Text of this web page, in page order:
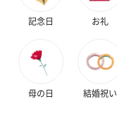
記念日 お礼
母の日 結婚祝い